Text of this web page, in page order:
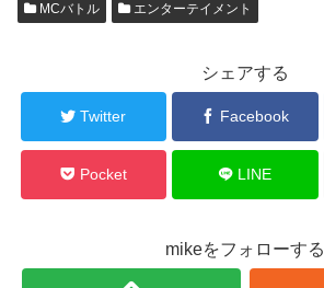
MCバトル エンターテイメント
シェアする
Twitter Facebook
Pocket LINE
mikeをフォローする